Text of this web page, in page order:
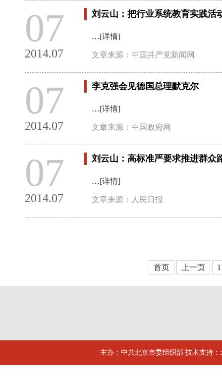
07
2014.07
刘云山：把行业系统教育实践活
…[详情]
文章来源：中国共产党新闻网
07
2014.07
李克强会见德国总理默克尔
…[详情]
文章来源：中国政府网
07
2014.07
刘云山：高标准严要求推进群众
…[详情]
文章来源：人民日报
首页 上一页 1
主办：中共北京市委组织部 技术支持